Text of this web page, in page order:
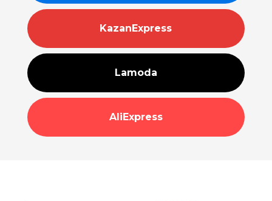
KazanExpress
Lamoda
AliExpress